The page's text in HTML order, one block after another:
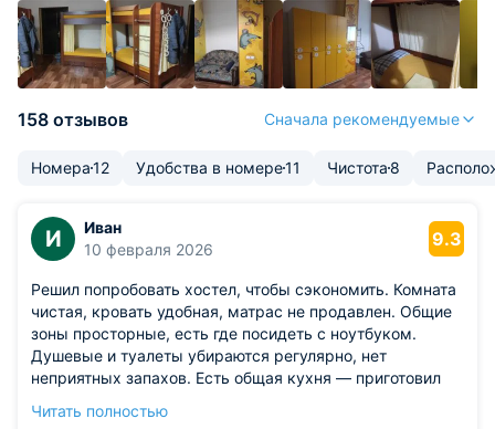
158 отзывов Сначала рекомендуемые
Номера12 Удобства в номере11 Чистота 8
И
Иван
10 февраля 2026
9.3
Решил попробовать хостел, чтобы сэкономить. Комната
чистая, кровать удобная, матрас не продавлен. Общие
зоны просторные, есть где посидеть с ноутбуком.
Душевые и туалеты убираются регулярно, нет
неприятных запахов. Есть общая кухня — приготовил
Из недостатков: в комнате не хватало розеток.
Читать полностью